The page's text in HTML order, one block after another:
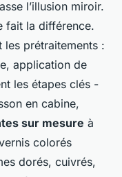
l’illusion miroir.
fait la différence.
les prétraitements :
application de
les étapes clés -
en cabine,
sur mesure à
colorés
dorés, cuivrés,